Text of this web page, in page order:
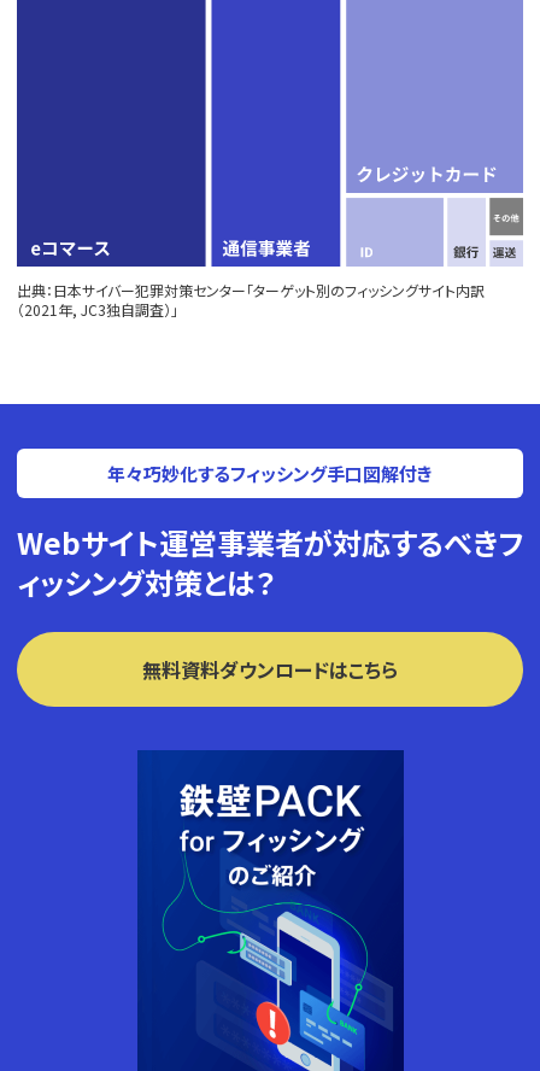
出典：日本サイバー犯罪対策センター「ターゲット別のフィッシングサイト内訳
（2021年, JC3独自調査）」
年々巧妙化するフィッシング手口図解付き
Webサイト運営事業者が対応するべきフ
ィッシング対策とは？
無料資料ダウンロードはこちら